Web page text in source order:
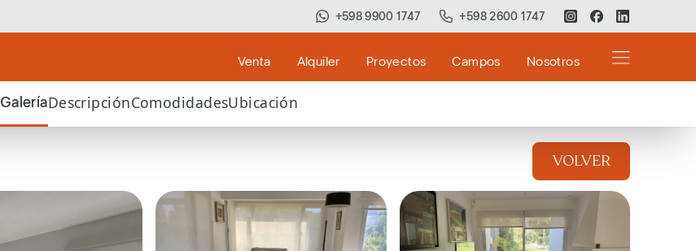
+598 9900 1747 +598 2600 1747
Venta Alquiler Proyectos Campos Nosotros
GaleríaDescripciónComodidadesUbicación
VOLVER